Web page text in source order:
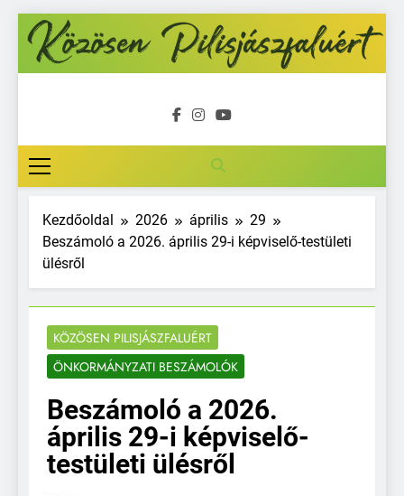
Ugrás
tartalomra
Kezdőoldal 2026 április
29
Beszámoló a 2026. április 29-i képviselő-testületi
ülésről
KÖZÖSEN PILISJÁSZFALUÉRT
ÖNKORMÁNYZATI BESZÁMOLÓK
Beszámoló a 2026.
április 29-i képviselő-
testületi ülésről